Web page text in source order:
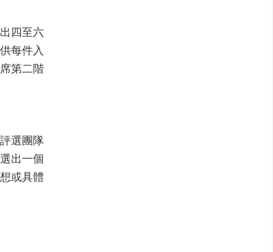
四至六
每件入
第二階
選團隊
出一個
或具體